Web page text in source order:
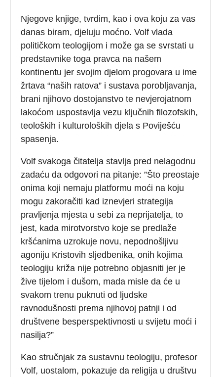
Njegove knjige, tvrdim, kao i ova koju za vas
danas biram, djeluju moćno. Volf vlada
političkom teologijom i može ga se svrstati u
predstavnike toga pravca na našem
kontinentu jer svojim djelom progovara u ime
žrtava “naših ratova” i sustava porobljavanja,
brani njihovo dostojanstvo te nevjerojatnom
lakoćom uspostavlja vezu ključnih filozofskih,
teoloških i kulturoloških djela s Poviješću
spasenja.
Volf svakoga čitatelja stavlja pred nelagodnu
zadaću da odgovori na pitanje: ”Što preostaje
onima koji nemaju platformu moći na koju
mogu zakoračiti kad iznevjeri strategija
pravljenja mjesta u sebi za neprijatelja, to
jest, kada mirotvorstvo koje se predlaže
kršćanima uzrokuje novu, nepodnošljivu
agoniju Kristovih sljedbenika, onih kojima
teologiju križa nije potrebno objasniti jer je
žive tijelom i dušom, mada misle da će u
svakom trenu puknuti od ljudske
ravnodušnosti prema njihovoj patnji i od
društvene besperspektivnosti u svijetu moći i
nasilja?”
Kao stručnjak za sustavnu teologiju, profesor
Volf, uostalom, pokazuje da religija u društvu